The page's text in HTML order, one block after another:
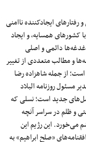
ایجادکننده ناامنی
کشورهای همسایه، و ایجاد
دائمی‌ و اصلی
و مطالب متعددی از تغییر
از جمله شاهزاده رضا
مسئول روزنامه البلاد
جدید است؛ نسلی که
و ظلم در سراسر آنچه
می‌خورد. این رژیم این
«صلح ابراهیم» به